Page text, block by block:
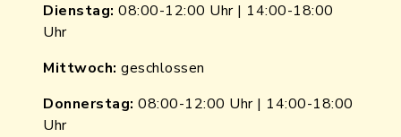
Dienstag: 08:00-12:00 Uhr | 14:00-18:00
Uhr
Mittwoch: geschlossen
Donnerstag: 08:00-12:00 Uhr | 14:00-18:00
Uhr